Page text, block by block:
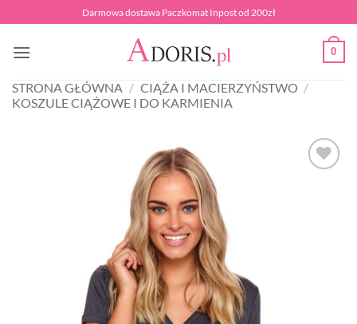
do
zawartości
Darmowa dostawa Paczkomat Inpost od 200zł
0
STRONA GŁÓWNA / CIĄŻA I MACIERZYŃSTWO /
KOSZULE CIĄŻOWE I DO KARMIENIA